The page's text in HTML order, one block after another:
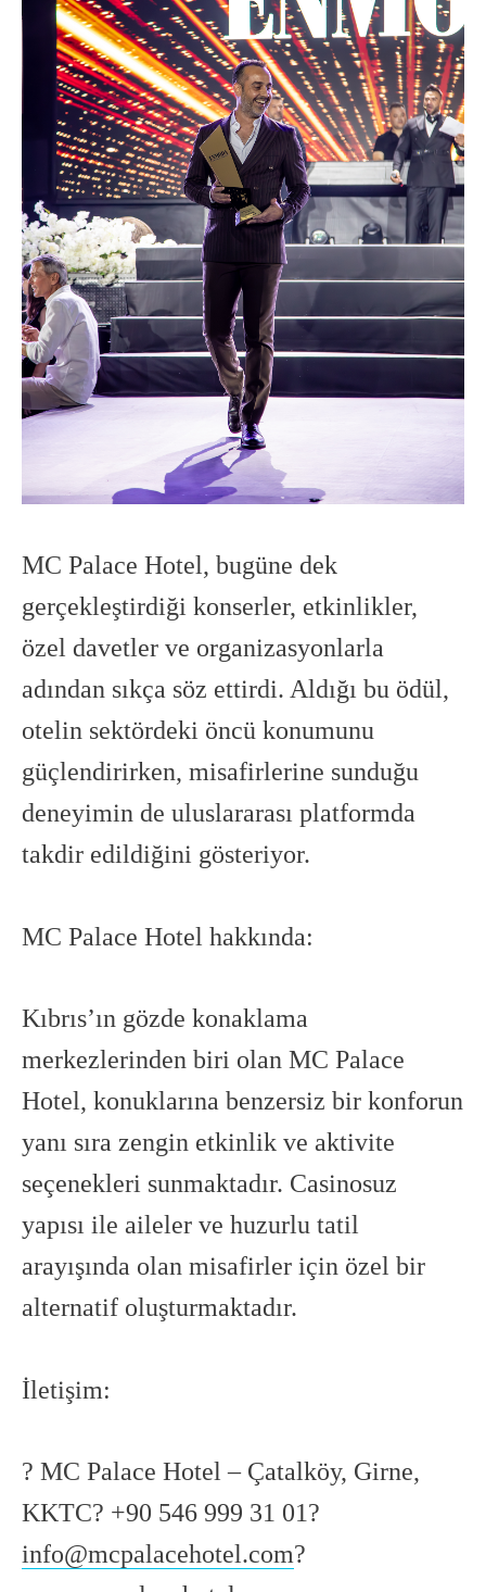
MC Palace Hotel, bugüne dek
gerçekleştirdiği konserler, etkinlikler,
özel davetler ve organizasyonlarla
adından sıkça söz ettirdi. Aldığı bu ödül,
otelin sektördeki öncü konumunu
güçlendirirken, misafirlerine sunduğu
deneyimin de uluslararası platformda
takdir edildiğini gösteriyor.
MC Palace Hotel hakkında:
Kıbrıs’ın gözde konaklama
merkezlerinden biri olan MC Palace
Hotel, konuklarına benzersiz bir konforun
yanı sıra zengin etkinlik ve aktivite
seçenekleri sunmaktadır. Casinosuz
yapısı ile aileler ve huzurlu tatil
arayışında olan misafirler için özel bir
alternatif oluşturmaktadır.
İletişim:
? MC Palace Hotel – Çatalköy, Girne,
KKTC? ‪+90 546 999 31 01‬?
info@mcpalacehotel.com?